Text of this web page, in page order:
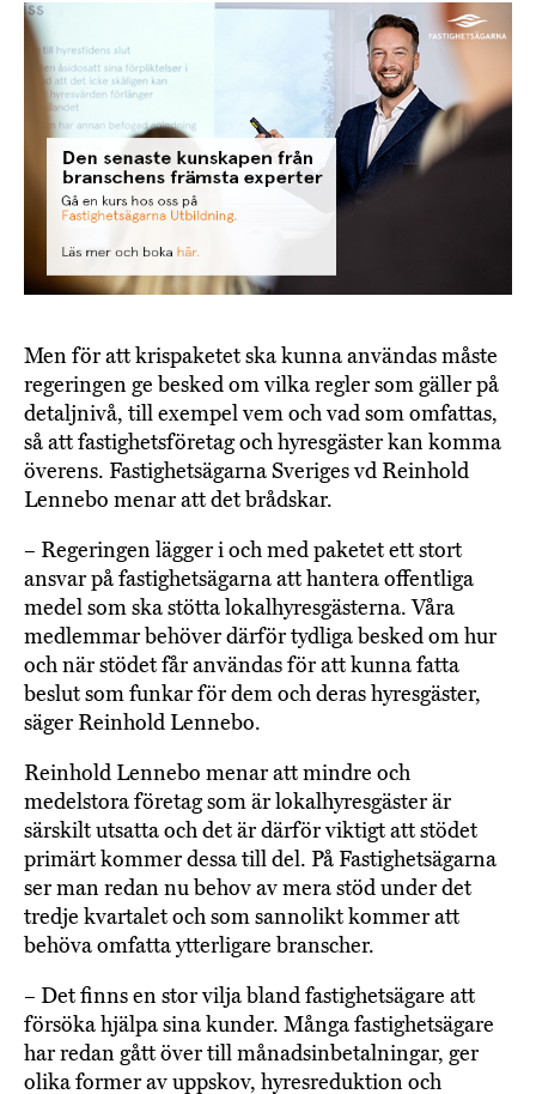
Men för att krispaketet ska kunna användas måste
regeringen ge besked om vilka regler som gäller på
detaljnivå, till exempel vem och vad som omfattas,
så att fastighetsföretag och hyresgäster kan komma
överens. Fastighetsägarna Sveriges vd Reinhold
Lennebo menar att det brådskar.
– Regeringen lägger i och med paketet ett stort
ansvar på fastighetsägarna att hantera offentliga
medel som ska stötta lokalhyresgästerna. Våra
medlemmar behöver därför tydliga besked om hur
och när stödet får användas för att kunna fatta
beslut som funkar för dem och deras hyresgäster,
säger Reinhold Lennebo.
Reinhold Lennebo menar att mindre och
medelstora företag som är lokalhyresgäster är
särskilt utsatta och det är därför viktigt att stödet
primärt kommer dessa till del. På Fastighetsägarna
ser man redan nu behov av mera stöd under det
tredje kvartalet och som sannolikt kommer att
behöva omfatta ytterligare branscher.
– Det finns en stor vilja bland fastighetsägare att
försöka hjälpa sina kunder. Många fastighetsägare
har redan gått över till månadsinbetalningar, ger
olika former av uppskov, hyresreduktion och